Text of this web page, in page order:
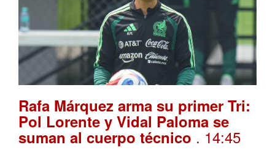
Rafa Márquez arma su primer Tri:
Pol Lorente y Vidal Paloma se
suman al cuerpo técnico . 14:45